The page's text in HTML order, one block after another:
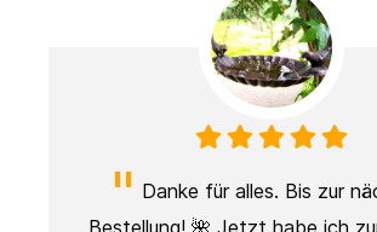
Danke für alles. Bis zur
Bestellung! 🌺 Jetzt habe ich